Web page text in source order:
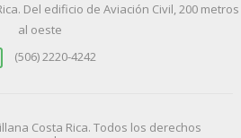
Del edificio de Aviación Civil, 200 metros
al oeste
(506) 2220-4242
Costa Rica. Todos los derechos